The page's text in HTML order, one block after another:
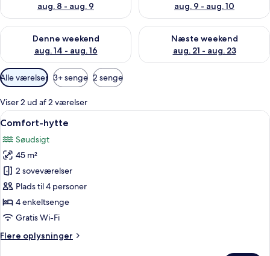
aug. 8 - aug. 9
aug. 9 - aug. 10
Denne weekend
aug. 14 - aug. 16
Tjek tilgængelighed for denne weekend aug. 14 - aug. 16
Næste weekend
aug. 21 - aug. 23
Tjek tilgængelighed for næste
Tilgængelige
filtre
for
værelser
Alle værelser 3+ senge 2 senge
Viser 2 ud af 2 værelser
Indlæs
alle
billeder
af
Comfort-
hytte
Comfort-hytte |
11
Comfort-hytte
Søudsigt
45 m²
2 soveværelser
Plads til 4 personer
4 enkeltsenge
Gratis Wi-Fi
Flere oplysninger
Flere